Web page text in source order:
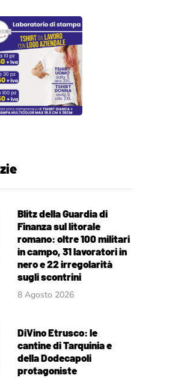
Blitz della Guardia di
Finanza sul litorale
romano: oltre 100 militari
in campo, 31 lavoratori in
nero e 22 irregolarità
sugli scontrini
8 Agosto 2026
DiVino Etrusco: le
cantine di Tarquinia e
della Dodecapoli
protagoniste